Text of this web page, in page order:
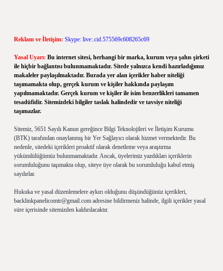
Reklam ve İletişim: Skype: live:.cid.575569c608265c69
Yasal Uyarı: Bu internet sitesi, herhangi bir marka, kurum veya şahıs şirketi
ile hiçbir bağlantısı bulunmamaktadır. Sitede yalnızca kendi hazırladığımız
makaleler paylaşılmaktadır. Burada yer alan içerikler haber niteliği
taşımamakta olup, gerçek kurum ve kişiler hakkında paylaşım
yapılmamaktadır. Gerçek kurum ve kişiler ile isim benzerlikleri tamamen
tesadüfidir. Sitemizdeki bilgiler taslak halindedir ve tavsiye niteliği
taşımazlar.
Sitemiz, 5651 Sayılı Kanun gereğince Bilgi Teknolojileri ve İletişim Kurumu
(BTK) tarafından onaylanmış bir Yer Sağlayıcı olarak hizmet vermektedir. Bu
nedenle, sitedeki içerikleri proaktif olarak denetleme veya araştırma
yükümlülüğümüz bulunmamaktadır. Ancak, üyelerimiz yazdıkları içeriklerin
sorumluluğunu taşımakta olup, siteye üye olarak bu sorumluluğu kabul etmiş
sayılırlar.
Hukuka ve yasal düzenlemelere aykırı olduğunu düşündüğünüz içerikleri,
backlinkpanelicomtr@gmail.com adresine bildirmeniz halinde, ilgili içerikler yasal
süre içerisinde sitemizden kaldırılacaktır.